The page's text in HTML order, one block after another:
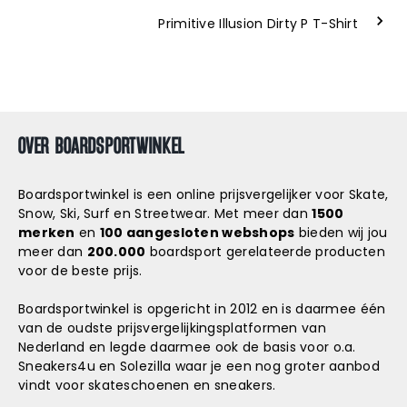
Primitive Illusion Dirty P T-Shirt
OVER BOARDSPORTWINKEL
Boardsportwinkel is een online prijsvergelijker voor Skate,
Snow, Ski, Surf en Streetwear. Met meer dan1500
merken en 100 aangesloten webshops bieden wij jou
meer dan 200.000 boardsport gerelateerde producten
voor de beste prijs.
Boardsportwinkel is opgericht in 2012 en is daarmee één
van de oudste prijsvergelijkingsplatformen van
Nederland en legde daarmee ook de basis voor o.a.
Sneakers4u en Solezilla waar je een nog groter aanbod
vindt voor skateschoenen en sneakers.